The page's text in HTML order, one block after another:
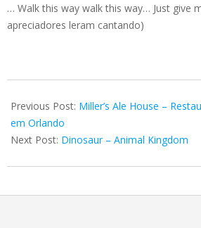
… Walk this way walk this way… Just give
apreciadores leram cantando)
05-
05
Previous Post: Miller’s Ale House –
em Orlando
Next Post: Dinosaur – Animal Kingdom